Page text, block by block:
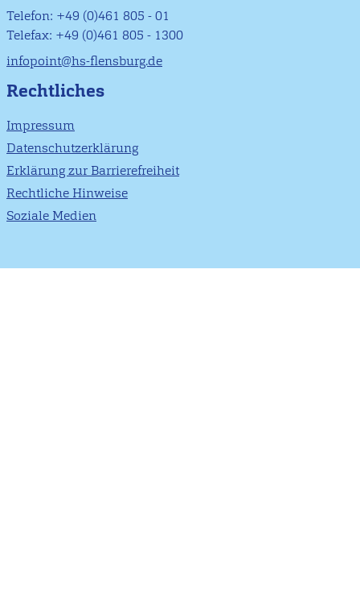
Telefon: +49 (0)461 805 - 01
Telefax: +49 (0)461 805 - 1300
infopoint@hs-flensburg.de
Rechtliches
Impressum
Datenschutzerklärung
Erklärung zur Barrierefreiheit
Rechtliche Hinweise
Soziale Medien